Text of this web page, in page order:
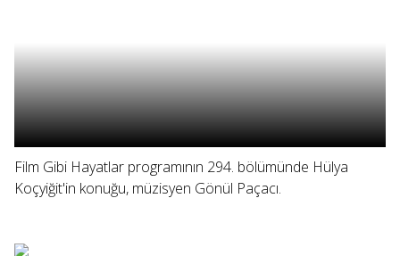
Film Gibi Hayatlar programının 294. bölümünde Hülya
Koçyiğit'in konuğu, müzisyen Gönül Paçacı.